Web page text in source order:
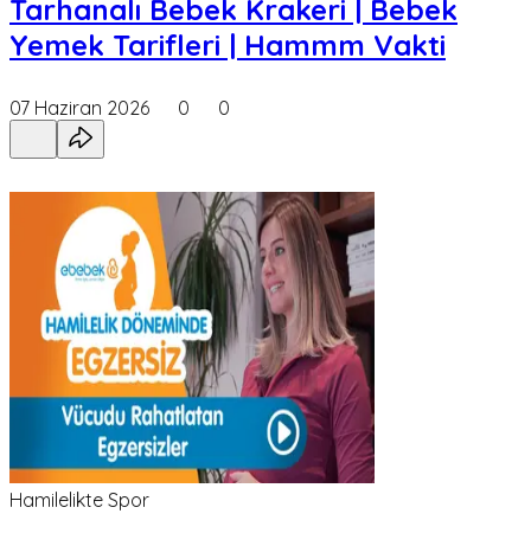
Tarhanalı Bebek Krakeri | Bebek
Yemek Tarifleri | Hammm Vakti
07 Haziran 2026 0 0
Hamilelikte Spor